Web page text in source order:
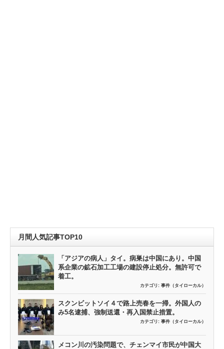
月間人気記事TOP10
「アジアの病人」タイ。病巣は中国にあり。中国
系企業の鉱石加工工場の建設停止処分。無許可で
着工。
カテゴリ: 事件（タイローカル）
スクンビットソイ４で路上売春を一掃。外国人の
み5名逮捕、強制送還・再入国禁止措置。
カテゴリ: 事件（タイローカル）
メコン川の汚染問題で、チェンマイ市民が中国大